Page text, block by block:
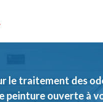
le traitement des
peinture ouverte à